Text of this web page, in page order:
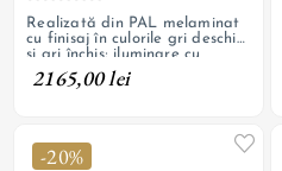
Realizată din PAL melaminat
cu finisaj în culorile gri deschis
și gri închis; iluminare cu
bandă LED
2165,00 lei
-20%